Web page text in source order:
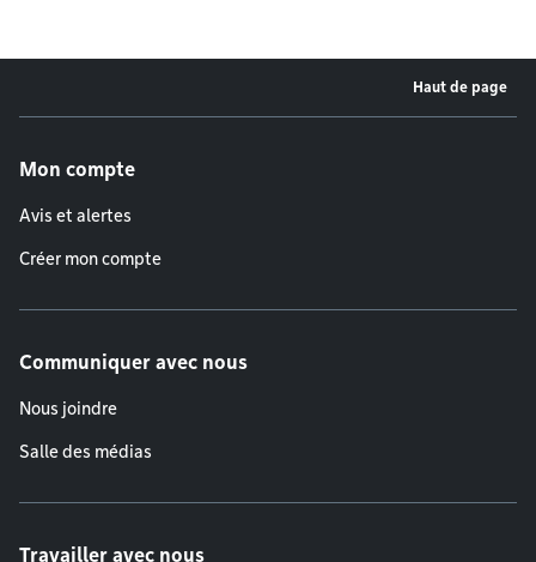
Haut de page
Mon compte
Avis et alertes
Créer mon compte
Communiquer avec nous
Nous joindre
Salle des médias
Travailler avec nous